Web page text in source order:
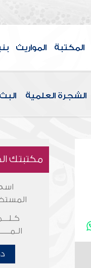
المكتبة المواريث
الشجرة العلمية
مكتبتك